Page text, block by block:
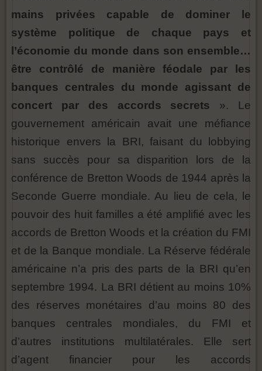
mains privées capable de dominer le
système politique de chaque pays et
l’économie du monde dans son ensemble…
être contrôlé de manière féodale par les
banques centrales du monde agissant de
concert par des accords secrets ». Le
gouvernement américain avait une méfiance
historique envers la BRI, faisant du lobbying
sans succès pour sa disparition lors de la
conférence de Bretton Woods de 1944 après la
Seconde Guerre mondiale. Au lieu de cela, le
pouvoir des huit familles a été amplifié avec les
accords de Bretton Woods et la création du FMI
et de la Banque mondiale. La Réserve fédérale
américaine n’a pris des parts de la BRI qu’en
septembre 1994. La BRI détient au moins 10%
des réserves monétaires d’au moins 80 des
banques centrales mondiales, du FMI et
d’autres institutions multilatérales. Elle sert
d’agent financier pour les accords